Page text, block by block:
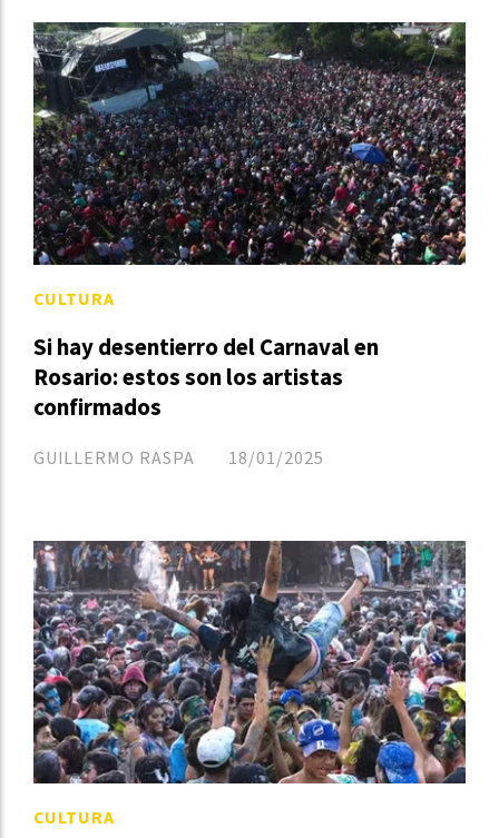
Si hay desentierro del Carnaval en
Rosario: estos son los artistas
confirmados
GUILLERMO RASPA
CULTURA
18/01/2025
CULTURA